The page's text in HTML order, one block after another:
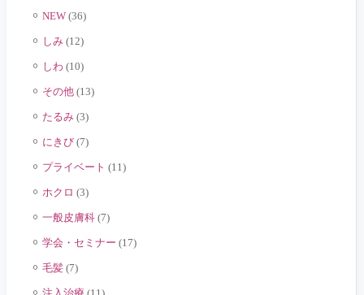
NEW(36)
しみ(12)
しわ (10)
その他(13)
たるみ(3)
にきび(7)
プライベート (11)
ホクロ (3)
一般皮膚科(7)
学会・セミナー (17)
毛髪(7)